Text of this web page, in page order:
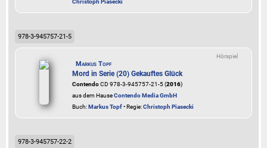
Christoph Piasecki
978-3-945757-21-5
Hörspiel
Markus Topf
Mord in Serie (20) Gekauftes Glück
ContendoCD 978-3-945757-21-5 (2016)
aus dem HauseContendo Media GmbH
Buch:Markus Topf• Regie:Christoph Piasecki
978-3-945757-22-2